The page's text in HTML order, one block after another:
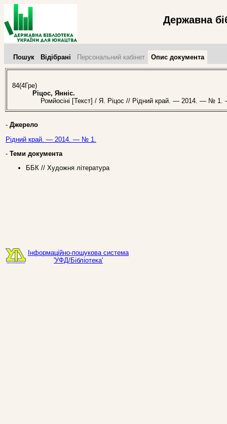
Державна
Пошук Відібрані Персональний кабінет Опис документа
84(4Гре)
Ріцос, Янніс.
Ромйосіні [Текст] / Я. Ріцос // Рідний край. — 2014. — № 1.
- Джерело
Рідний край. — 2014. — № 1.
- Теми документа
ББК // Художня література
Інформаційно-пошукова система
'УФД/Бібліотека'